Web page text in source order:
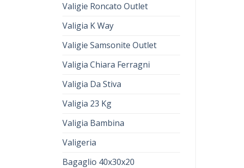
Valigie Roncato Outlet
Valigia K Way
Valigie Samsonite Outlet
Valigia Chiara Ferragni
Valigia Da Stiva
Valigia 23 Kg
Valigia Bambina
Valigeria
Bagaglio 40x30x20